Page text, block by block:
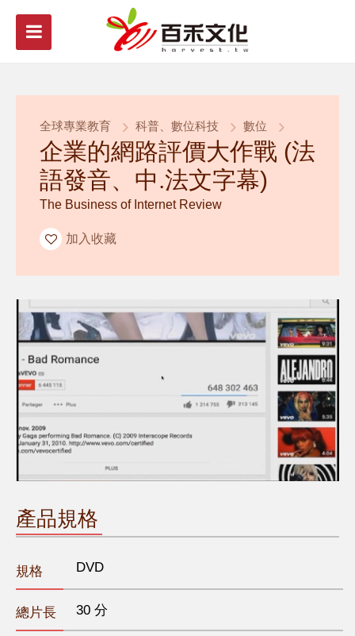
全球專業教育 科普、數位科技 數位
企業的網路評價大作戰 (法
語發音、中.法文字幕)
The Business of Internet Review
加入收藏
產品規格
規格 DVD
總片長 30 分